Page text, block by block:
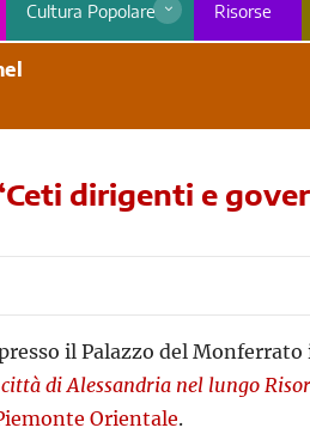
Cultura Popolare Risorse
dirigenti e
il Palazzo del
di Alessandria nel lungo
Orientale.